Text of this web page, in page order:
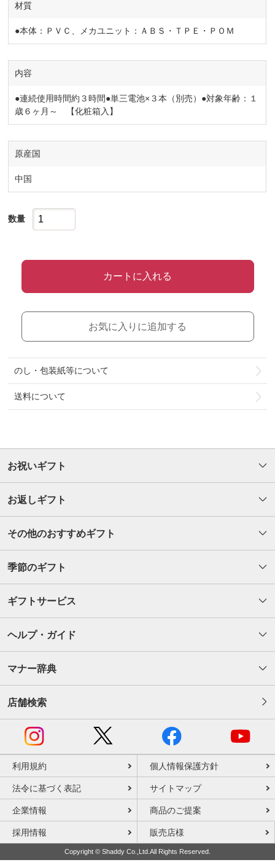
材質
●本体：ＰＶＣ、メカユニット：ＡＢＳ・ＴＰＥ・ＰＯＭ
内容
●連続使用時間約３時間●単三電池×３本（別売）●対象年齢：１
歳６ヶ月～ 【化粧箱入】
原産国
中国
数量
カートに入れる
お気に入りに追加する
のし・包装紙等について
送料について
お祝いギフト
お返しギフト
その他のおすすめギフト
季節のギフト
ギフトサービス
ヘルプ・ガイド
マナー辞典
店舗検索
利用規約 個人情報保護方針
法令に基づく表記 サイトマップ
企業情報 商品のご提案
採用情報 販売店様
Copyright © Shaddy Co.,Ltd.All Rights Reserved.